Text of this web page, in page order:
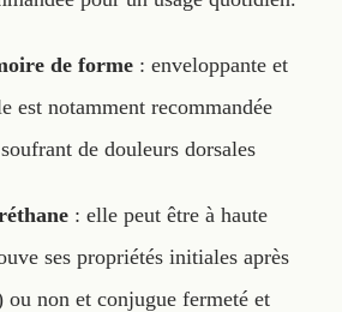
de forme : enveloppante et
est notamment recommandée
de douleurs dorsales
: elle peut être à haute
ses propriétés initiales après
ou non et conjugue fermeté et